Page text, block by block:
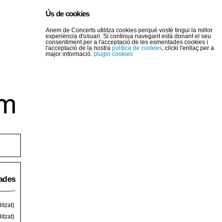
Ús de cookies
Anem de Concerts utilitza cookies perquè vostè tingui la millor
experiència d'usuari. Si continua navegant està donant el seu
consentiment per a l'acceptació de les esmentades cookies i
l'acceptació de la nostra política de cookies, clicki l'enllaç per a
major informació. plugin cookies